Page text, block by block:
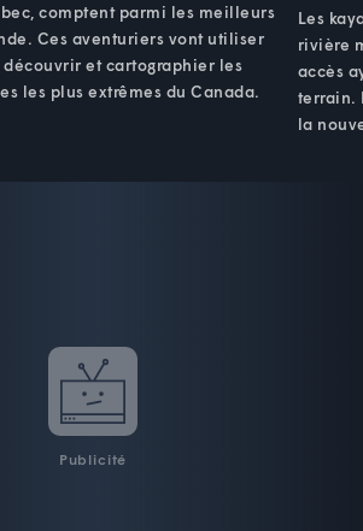
comptent parmi les meilleurs
Ces aventuriers vont utiliser
découvrir et cartographier les
les plus extrêmes du Canada.
Les
rivière
accès
terrain.
la
Publicité